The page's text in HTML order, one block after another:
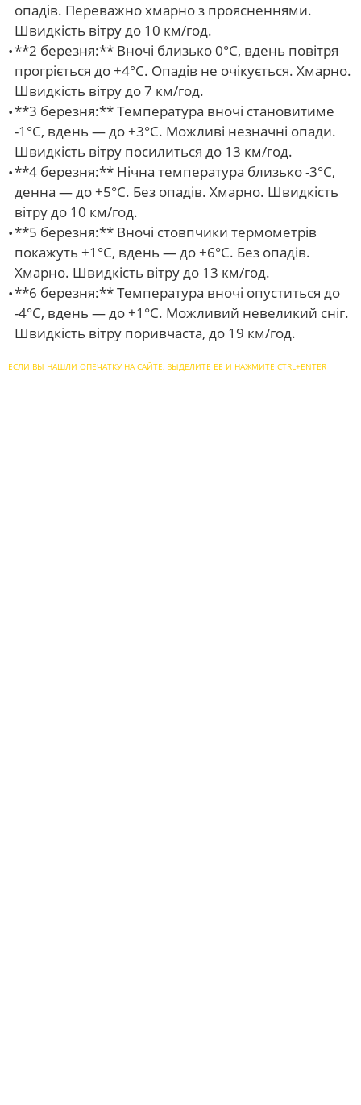
опадів. Переважно хмарно з проясненнями.
Швидкість вітру до 10 км/год.
**2 березня:** Вночі близько 0°С, вдень повітря
прогріється до +4°С. Опадів не очікується. Хмарно.
Швидкість вітру до 7 км/год.
**3 березня:** Температура вночі становитиме
-1°С, вдень — до +3°С. Можливі незначні опади.
Швидкість вітру посилиться до 13 км/год.
**4 березня:** Нічна температура близько -3°С,
денна — до +5°С. Без опадів. Хмарно. Швидкість
вітру до 10 км/год.
**5 березня:** Вночі стовпчики термометрів
покажуть +1°С, вдень — до +6°С. Без опадів.
Хмарно. Швидкість вітру до 13 км/год.
**6 березня:** Температура вночі опуститься до
-4°С, вдень — до +1°С. Можливий невеликий сніг.
Швидкість вітру поривчаста, до 19 км/год.
ЕСЛИ ВЫ НАШЛИ ОПЕЧАТКУ НА САЙТЕ, ВЫДЕЛИТЕ ЕЕ И НАЖМИТЕ CTRL+ENTER